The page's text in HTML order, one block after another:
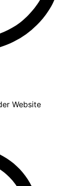
Website